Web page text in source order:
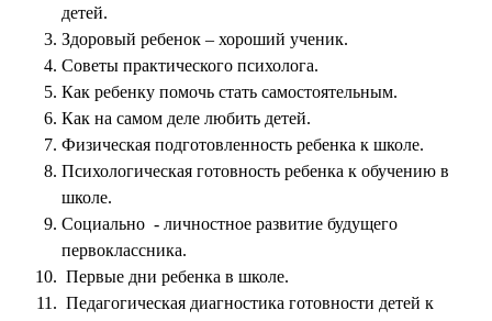
детей.
Здоровый ребенок – хороший ученик.
Советы практического психолога.
Как ребенку помочь стать самостоятельным.
Как на самом деле любить детей.
Физическая подготовленность ребенка к школе.
Психологическая готовность ребенка к обучению в
школе.
Социально - личностное развитие будущего
первоклассника.
Первые дни ребенка в школе.
Педагогическая диагностика готовности детей к